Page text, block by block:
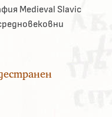
Medieval Slavic